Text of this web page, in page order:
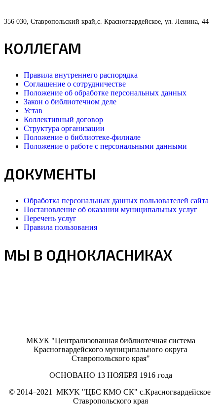
356 030, Ставропольский край,с. Красногвардейское, ул. Ленина, 44
КОЛЛЕГАМ
Правила внутреннего распорядка
Соглашение о сотрудничестве
Положение об обработке персональных данных
Закон о библиотечном деле
Устав
Коллективный договор
Структура организации
Положение о библиотеке-филиале
Положение о работе с персональными данными
ДОКУМЕНТЫ
Обработка персональных данных пользователей сайта
Постановление об оказании муниципальных услуг
Перечень услуг
Правила пользования
МЫ В ОДНОКЛАСНИКАХ
МКУК "Централизованная библиотечная система
Красногвардейского муниципального округа
Ставропольского края"
ОСНОВАНО 13 НОЯБРЯ 1916 года
© 2014–2021 МКУK "ЦБС КМО СК" с.Красногвардейское
Ставропольского края